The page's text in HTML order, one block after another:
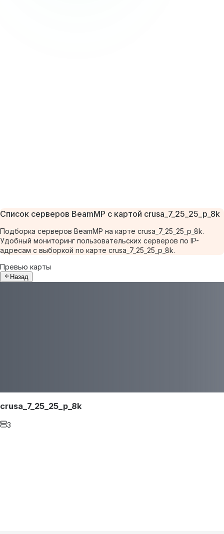
Список серверов BeamMP с картой crusa_7_25_25_p_8k
Подборка серверов BeamMP на карте crusa_7_25_25_p_8k.
Удобный мониторинг пользовательских серверов по IP-
адресам с выборкой по карте crusa_7_25_25_p_8k.
Превью карты
Назад
crusa_7_25_25_p_8k
3